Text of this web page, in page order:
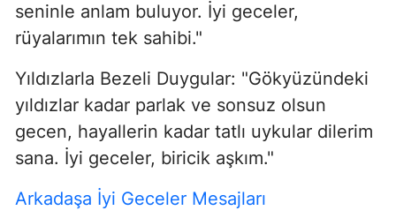
seninle anlam buluyor. İyi geceler,
rüyalarımın tek sahibi."
Yıldızlarla Bezeli Duygular: "Gökyüzündeki
yıldızlar kadar parlak ve sonsuz olsun
gecen, hayallerin kadar tatlı uykular dilerim
sana. İyi geceler, biricik aşkım."
Arkadaşa İyi Geceler Mesajları